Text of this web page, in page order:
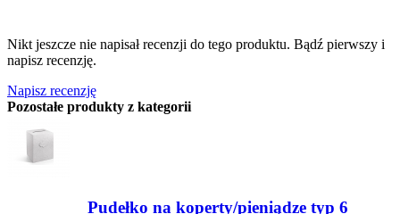
Nikt jeszcze nie napisał recenzji do tego produktu. Bądź pierwszy i
napisz recenzję.
Napisz recenzję
Pozostałe produkty z kategorii
Pudełko na koperty/pieniądze typ 6